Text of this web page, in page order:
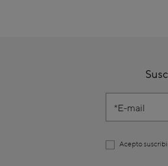
E-mail
Acepto